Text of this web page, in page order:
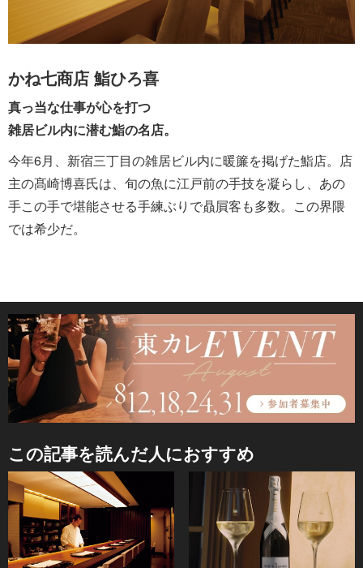
かね七商店 鮨ひろ喜
真っ当な仕事が心を打つ
雑居ビル内に潜む鮨の名店。
今年6月、新宿三丁目の雑居ビル内に暖簾を掲げた鮨店。店
主の髙崎博喜氏は、旬の魚に江戸前の手技を凝らし、あの
手この手で堪能させる手練ぶりで贔屓客も多数。この界隈
では希少だ。
この記事を読んだ人におすすめ